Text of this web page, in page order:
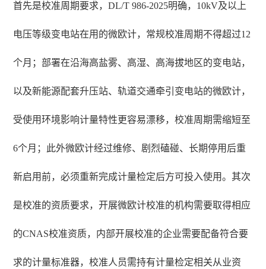
首先是校准周期要求，DL/T 986-2025明确，10kV及以上
电压等级变电站在用的微欧计，常规校准周期不得超过12
个月；部署在沿海高盐雾、高湿、高海拔地区的变电站，
以及新能源配套升压站、轨道交通牵引变电站的微欧计，
受使用环境影响计量特性更容易漂移，校准周期需缩短至
6个月；此外微欧计经过维修、剧烈磕碰、长期停用后重
新启用前，必须重新完成计量检定后方可投入使用。其次
是校准的资质要求，开展微欧计校准的机构需要取得相应
的CNAS校准资质，内部开展校准的企业需要配备符合要
求的计量标准器，校准人员需持有计量检定相关从业资